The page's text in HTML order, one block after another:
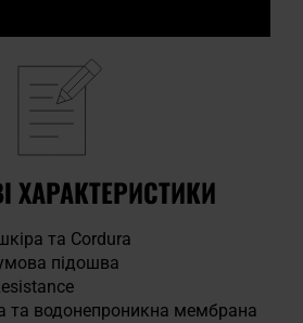
ХАРАКТЕРИСТИКИ
та Cordura
підошва
та водонепроникна мембрана